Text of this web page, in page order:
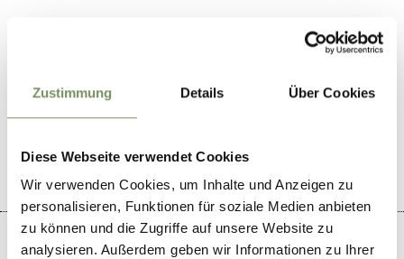
Zustimmung Details Über Cookies
Diese Webseite verwendet Cookies
Wir verwenden Cookies, um Inhalte und Anzeigen zu
personalisieren, Funktionen für soziale Medien anbieten
zu können und die Zugriffe auf unsere Website zu
analysieren. Außerdem geben wir Informationen zu Ihrer
WAR DER INHALT FÜR DICH HILFREICH?